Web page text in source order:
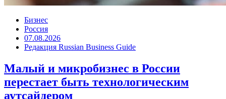
Бизнес
Россия
07.08.2026
Редакция Russian Business Guide
Малый и микробизнес в России
перестает быть технологическим
аутсайдером